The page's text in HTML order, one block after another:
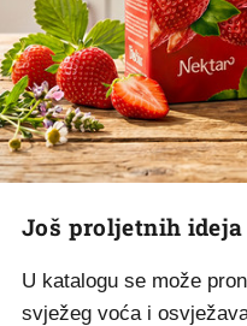
Još proljetnih
U katalogu se može
svježeg voća i